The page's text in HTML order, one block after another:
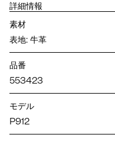
詳細情報
素材
表地: 牛革
品番
553423
モデル
P912